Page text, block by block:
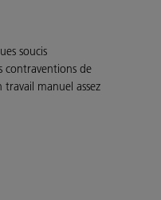
soucis
contraventions de
manuel assez